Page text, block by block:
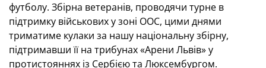
футболу. Збірна ветеранів, проводячи турне в
підтримку військових у зоні ООС, цими днями
триматиме кулаки за нашу національну збірну,
підтримавши її на трибунах «Арени Львів» у
протистояннях із Сербією та Люксембургом.